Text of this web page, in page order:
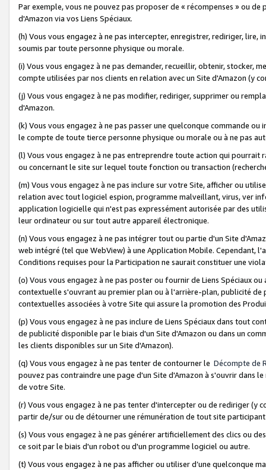
Par exemple, vous ne pouvez pas proposer de « récompenses » ou
d'Amazon via vos Liens Spéciaux.
(h) Vous vous engagez à ne pas intercepter, enregistrer, rediriger,
soumis par toute personne physique ou morale.
(i) Vous vous engagez à ne pas demander, recueillir, obtenir, stocker,
compte utilisées par nos clients en relation avec un Site d'Amazon (y
(j) Vous vous engagez à ne pas modifier, rediriger, supprimer ou
d'Amazon.
(k) Vous vous engagez à ne pas passer une quelconque commande
le compte de toute tierce personne physique ou morale ou à ne pas
(l) Vous vous engagez à ne pas entreprendre toute action qui
ou concernant le site sur lequel toute fonction ou transaction
(m) Vous vous engagez à ne pas inclure sur votre Site, afficher ou
relation avec tout logiciel espion, programme malveillant, virus, ver
application logicielle qui n'est pas expressément autorisée par des
leur ordinateur ou sur tout autre appareil électronique.
(n) Vous vous engagez à ne pas intégrer tout ou partie d'un Site
web intégré (tel que WebView) à une Application Mobile. Cependant,
Conditions requises pour la Participation ne saurait constituer une
(o) Vous vous engagez à ne pas poster ou fournir de Liens Spéciaux
contextuelle s'ouvrant au premier plan ou à l'arrière-plan, publicité
contextuelles associées à votre Site qui assure la promotion des
(p) Vous vous engagez à ne pas inclure de Liens Spéciaux dans tout
de publicité disponible par le biais d'un Site d'Amazon ou dans un
les clients disponibles sur un Site d'Amazon).
(q) Vous vous engagez à ne pas tenter de contourner le Décompte de
pouvez pas contraindre une page d'un Site d'Amazon à s'ouvrir dans
de votre Site.
(r) Vous vous engagez à ne pas tenter d'intercepter ou de rediriger
partir de/sur ou de détourner une rémunération de tout site
(s) Vous vous engagez à ne pas générer artificiellement des clics ou
ce soit par le biais d'un robot ou d'un programme logiciel ou autre.
(t) Vous vous engagez à ne pas afficher ou utiliser d’une quelconque